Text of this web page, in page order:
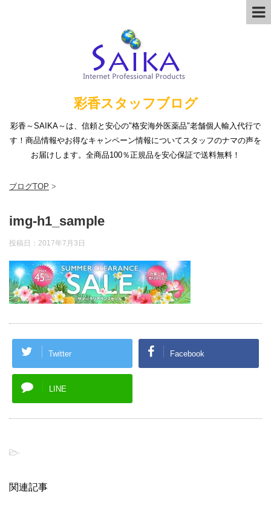
彩香スタッフブログ
彩香～SAIKA～は、信頼と安心の"格安海外医薬品"老舗個人輸入代行で
す！商品情報やお得なキャンペーン情報についてスタッフのナマの声を
お届けします。全商品100％正規品を安心保証で送料無料！
ブログTOP >
img-h1_sample
投稿日： 2017年7月3日
Twitter Facebook
LINE
-
関連記事